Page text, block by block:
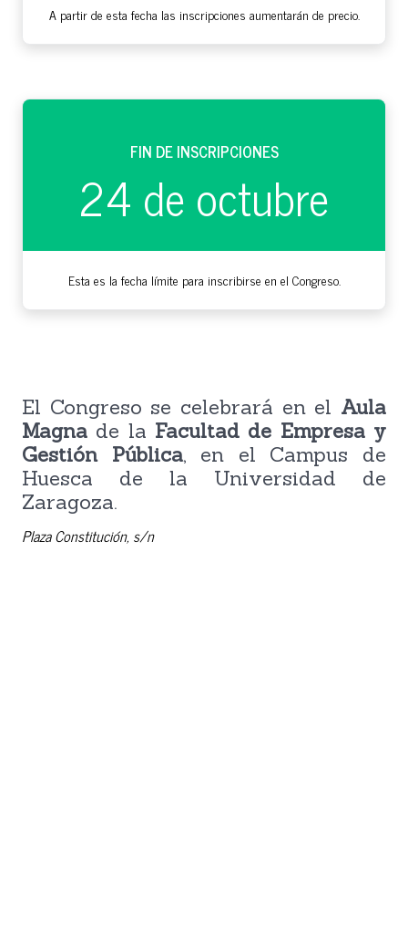
A partir de esta fecha las inscripciones aumentarán de precio.
FIN DE INSCRIPCIONES
24 de octubre
Esta es la fecha límite para inscribirse en el Congreso.
El Congreso se celebrará en el Aula
Magna de la Facultad de Empresa y
Gestión Pública, en el Campus de
Huesca de la Universidad de
Zaragoza.
Plaza Constitución, s/n